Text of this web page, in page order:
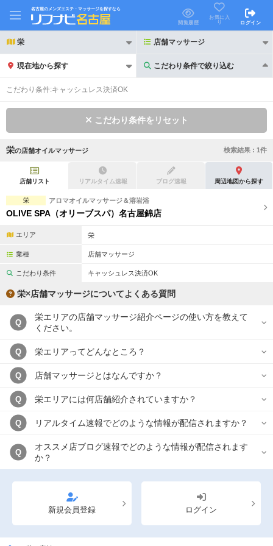
名古屋のメンズエステ・マッサージを探すなら
閲覧履歴
お気に入
り
ログイン
栄 店舗マッサージ
現在地から探す こだわり条件で絞り込む
こだわり条件で絞り込む
初回割引あり リピーター割引あり
団体割引
2名様歓迎
完全個室 半個室あり
ペアルームあり シャワー室完備
フットバスあり
専用駐車場あり
日本人スタッフのみ 女性スタッフのみ
スタッフ指名可 Ｗセラピスト
駅から徒歩5分以内
こだわり条件を変更
閉じる
こだわり条件:キャッシュレス決済OK
こだわり条件をリセット
栄の店舗オイルマッサージ 検索結果 : 1件
店舗リスト リアルタイム速報 ブログ速報 周辺地図から探す
栄 アロマオイルマッサージ＆溶岩浴
OLIVE SPA（オリーブスパ）名古屋錦店
エリア 栄
業種 店舗マッサージ
こだわり条件 キャッシュレス決済OK
栄×店舗マッサージについてよくある質問
Q
栄エリアの店舗マッサージ紹介ページの使い方を教えて
ください。
Q 栄エリアってどんなところ？
Q 店舗マッサージとはなんですか？
Q 栄エリアには何店舗紹介されていますか？
Q リアルタイム速報でどのような情報が配信されますか？
Q
オススメ店ブログ速報でどのような情報が配信されます
か？
新規会員登録 ログイン